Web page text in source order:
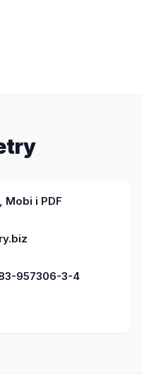
Mobi i PDF
957306-3-4